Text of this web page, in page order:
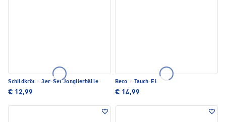
Schildkröt · 3er-Set Jonglierbälle
€ 12,99
Beco · Tauch-Ei
€ 14,99